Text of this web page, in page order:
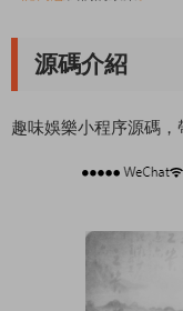
源碼介紹
趣味娛樂小程序源碼，